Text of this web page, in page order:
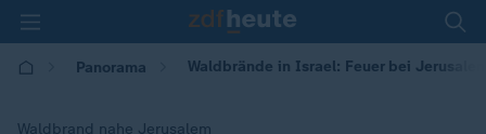
Panorama Waldbrände in Israel: Feuer bei
Waldbrand nahe Jerusalem